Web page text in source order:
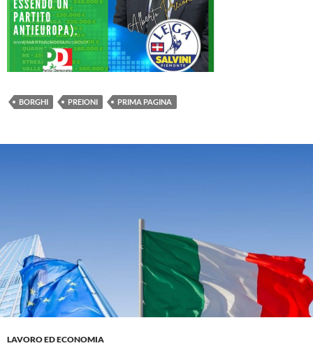
BORGHI PREIONI PRIMA PAGINA
LAVORO ED ECONOMIA